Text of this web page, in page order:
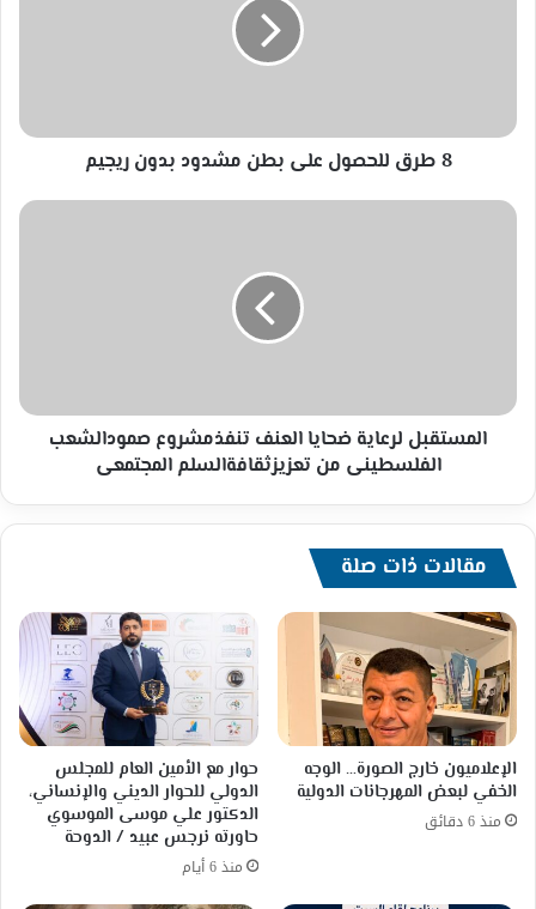
8 طرق للحصول على بطن مشدود بدون ريجيم
المستقبل
تعزيزثقافةالسلم
المجتمعى
المستقبل لرعاية ضحايا العنف تنفذمشروع صمودالشعب
الفلسطينى من تعزيزثقافةالسلم المجتمعى
مقالات ذات صلة
الإعلاميون خارج الصورة… الوجه
الخفي لبعض المهرجانات الدولية
منذ 6 دقائق
حوار مع الأمين العام للمجلس
الدولي للحوار الديني والإنساني،
الدكتور علي موسى الموسوي
حاورته نرجس عبيد / الدوحة
منذ 6 أيام